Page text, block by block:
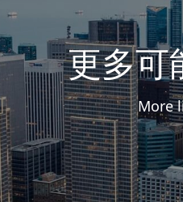
更多可
More